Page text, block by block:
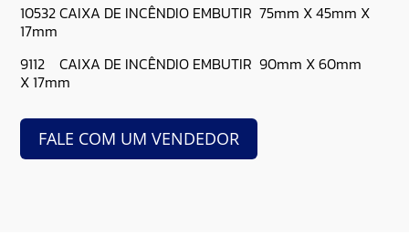
10532 CAIXA DE INCÊNDIO EMBUTIR 75mm X 45mm X
17mm
9112 CAIXA DE INCÊNDIO EMBUTIR 90mm X 60mm
X 17mm
FALE COM UM VENDEDOR